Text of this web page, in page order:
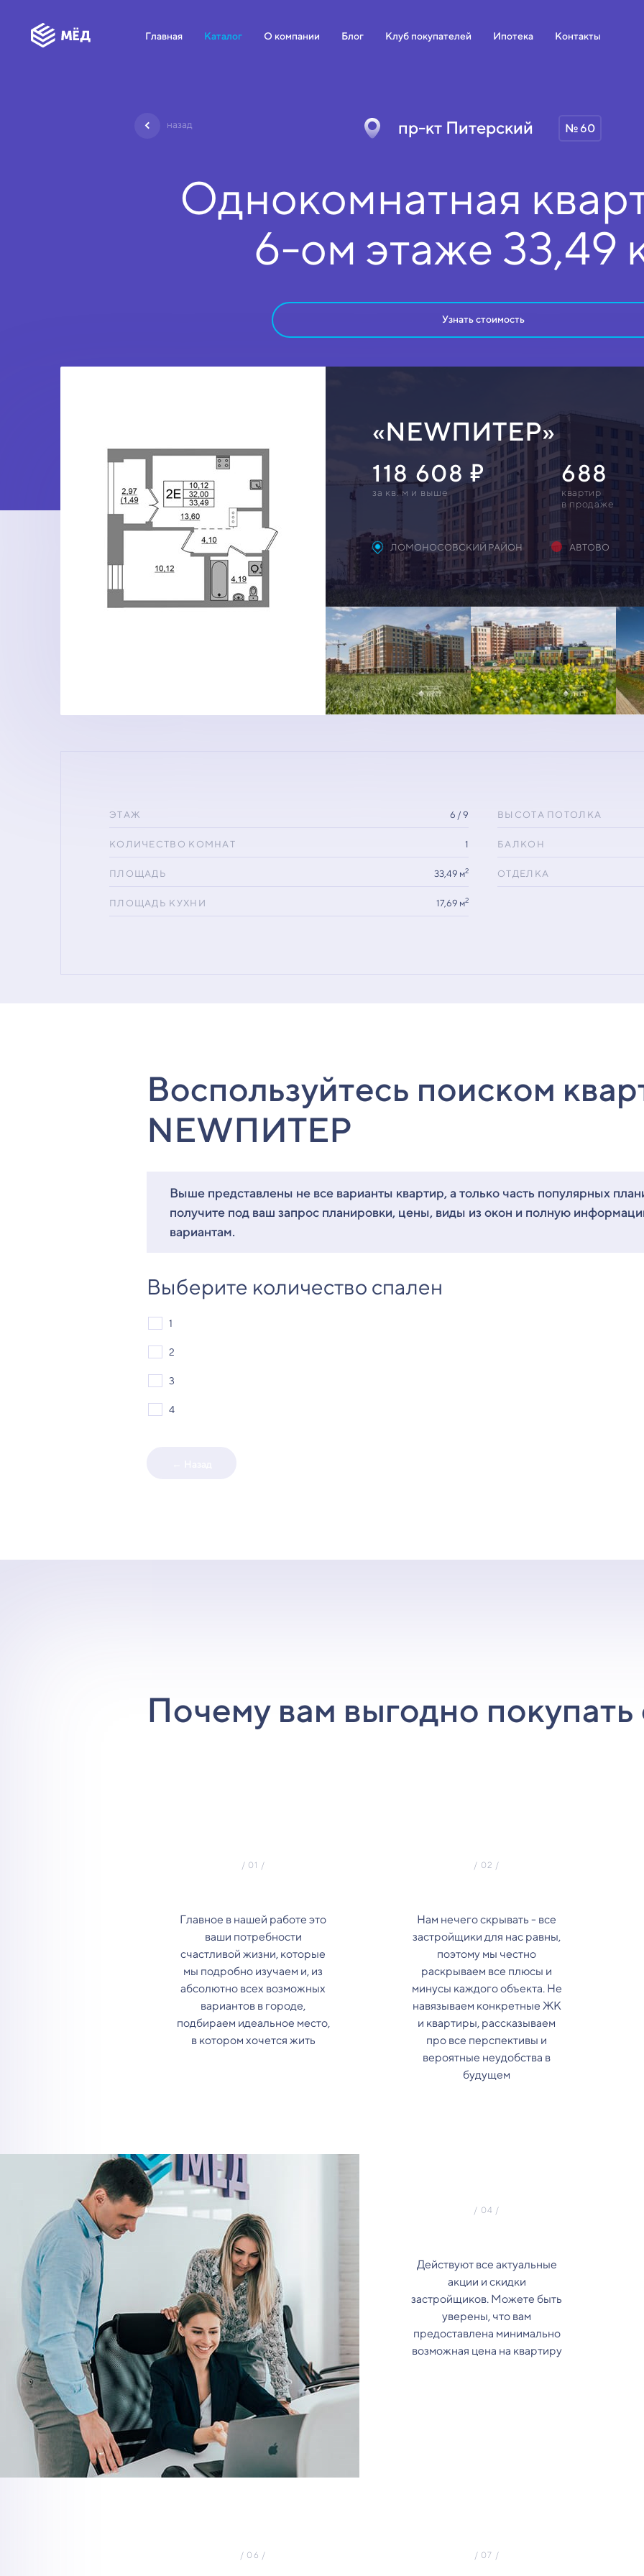
Главная Каталог О компании Блог Клуб покупателей Ипотека Контакты
назад пр-кт Питерский № 60
Однокомнатная
6-ом этаже 33,49
Узнать стоимость
«NEWПИТЕР»
118 608
за кв. м и выше
688
квартир
в продаже
ЛОМОНОСОВСКИЙ РАЙОН АВТОВО
ЭТАЖ 6 / 9
КОЛИЧЕСТВО КОМНАТ 1
ПЛОЩАДЬ 33,49 м2
ПЛОЩАДЬ КУХНИ 17,69 м2
ВЫСОТА ПОТОЛКА
БАЛКОН
ОТДЕЛКА
Воспользуйтесь поиском
NEWПИТЕР
Выше представлены не все варианты квартир, а только часть популярных
получите под ваш запрос планировки, цены, виды из окон и полную
вариантам.
Выберите количество спален
1
2
3
4
Почему вам выгодно покупать
Главное в нашей работе это
ваши потребности
счастливой жизни, которые
мы подробно изучаем и, из
абсолютно всех возможных
вариантов в городе,
подбираем идеальное место,
в котором хочется жить
Нам нечего скрывать - все
застройщики для нас равны,
поэтому мы честно
раскрываем все плюсы и
минусы каждого объекта. Не
навязываем конкретные ЖК
и квартиры, рассказываем
про все перспективы и
вероятные неудобства в
будущем
Действуют все актуальные
акции и скидки
застройщиков. Можете быть
уверены, что вам
предоставлена минимально
возможная цена на квартиру